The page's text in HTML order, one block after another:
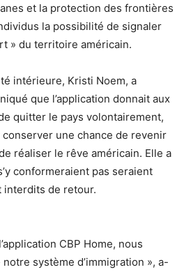
et la protection des frontières
la possibilité de signaler
» du territoire américain.
intérieure, Kristi Noem, a
que l’application donnait aux
quitter le pays volontairement,
une chance de revenir
réaliser le rêve américain. Elle a
conformeraient pas seraient
interdits de retour.
CBP Home, nous
système d’immigration », a-